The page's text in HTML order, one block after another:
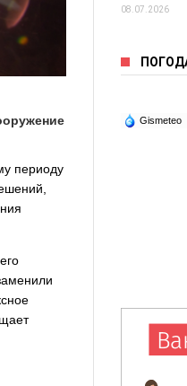
периоду
08.07.2026
Gismeteo